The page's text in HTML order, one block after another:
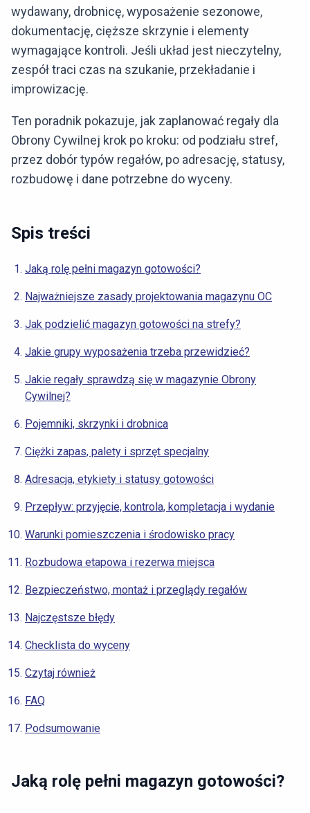
wydawany, drobnicę, wyposażenie sezonowe,
dokumentację, cięższe skrzynie i elementy
wymagające kontroli. Jeśli układ jest nieczytelny,
zespół traci czas na szukanie, przekładanie i
improwizację.
Ten poradnik pokazuje, jak zaplanować regały dla
Obrony Cywilnej krok po kroku: od podziału stref,
przez dobór typów regałów, po adresację, statusy,
rozbudowę i dane potrzebne do wyceny.
Spis treści
Jaką rolę pełni magazyn gotowości?
Najważniejsze zasady projektowania magazynu OC
Jak podzielić magazyn gotowości na strefy?
Jakie grupy wyposażenia trzeba przewidzieć?
Jakie regały sprawdzą się w magazynie Obrony
Cywilnej?
Pojemniki, skrzynki i drobnica
Ciężki zapas, palety i sprzęt specjalny
Adresacja, etykiety i statusy gotowości
Przepływ: przyjęcie, kontrola, kompletacja i wydanie
Warunki pomieszczenia i środowisko pracy
Rozbudowa etapowa i rezerwa miejsca
Bezpieczeństwo, montaż i przeglądy regałów
Najczęstsze błędy
Checklista do wyceny
Czytaj również
FAQ
Podsumowanie
Jaką rolę pełni magazyn gotowości?